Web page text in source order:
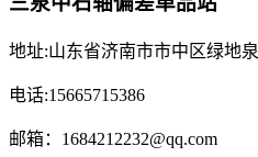
地址:山东省济南市市中区绿地
电话:15665715386
邮箱：1684212232@qq.com